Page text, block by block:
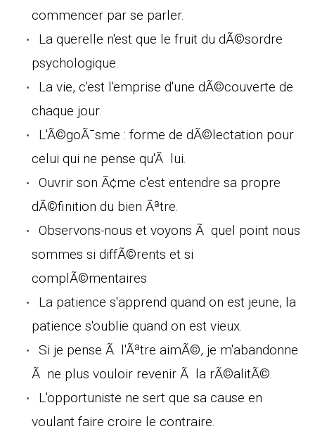
commencer par se parler.
La querelle n'est que le fruit du dÃ©sordre
psychologique.
La vie, c'est l'emprise d'une dÃ©couverte de
chaque jour.
L'Ã©goÃ¯sme : forme de dÃ©lectation pour
celui qui ne pense qu'Ã lui.
Ouvrir son Ã¢me c'est entendre sa propre
dÃ©finition du bien Ãªtre.
Observons-nous et voyons Ã quel point nous
sommes si diffÃ©rents et si
complÃ©mentaires
La patience s'apprend quand on est jeune, la
patience s'oublie quand on est vieux.
Si je pense Ã l'Ãªtre aimÃ©, je m'abandonne
Ã ne plus vouloir revenir Ã la rÃ©alitÃ©.
L'opportuniste ne sert que sa cause en
voulant faire croire le contraire.